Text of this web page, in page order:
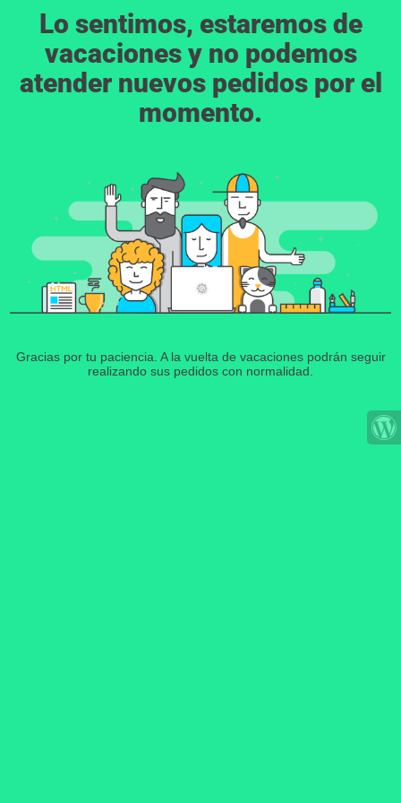
Lo sentimos, estaremos de
vacaciones y no podemos
atender nuevos pedidos por el
momento.
Gracias por tu paciencia. A la vuelta de vacaciones podrán seguir
realizando sus pedidos con normalidad.